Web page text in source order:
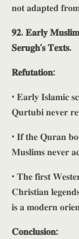
𝐧𝐨𝐭 𝐚𝐝𝐚𝐩𝐭𝐞𝐝 𝐟𝐫𝐨𝐦
𝟗𝟐. 𝐄𝐚𝐫𝐥𝐲
𝐒𝐞𝐫𝐮𝐠𝐡’𝐬 𝐓𝐞𝐱𝐭𝐬.
𝐑𝐞𝐟𝐮𝐭𝐚𝐭𝐢𝐨𝐧:
• 𝐄𝐚𝐫𝐥𝐲 𝐈𝐬𝐥𝐚𝐦𝐢𝐜
𝐐𝐮𝐫𝐭𝐮𝐛𝐢 𝐧𝐞𝐯𝐞𝐫
• 𝐈𝐟 𝐭𝐡𝐞 𝐐𝐮𝐫𝐚𝐧
𝐌𝐮𝐬𝐥𝐢𝐦𝐬 𝐧𝐞𝐯𝐞𝐫
• 𝐓𝐡𝐞 𝐟𝐢𝐫𝐬𝐭
𝐂𝐡𝐫𝐢𝐬𝐭𝐢𝐚𝐧
𝐢𝐬 𝐚 𝐦𝐨𝐝𝐞𝐫𝐧
𝐂𝐨𝐧𝐜𝐥𝐮𝐬𝐢𝐨𝐧: